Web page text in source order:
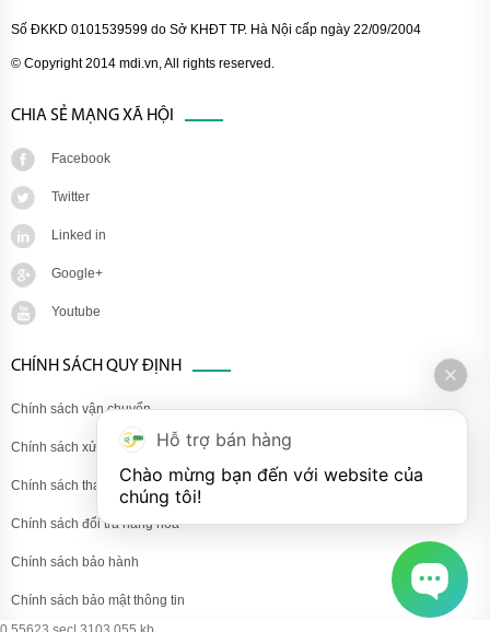
Số ĐKKD 0101539599 do Sở KHĐT TP. Hà Nội cấp ngày 22/09/2004
© Copyright 2014 mdi.vn, All rights reserved.
CHIA SẺ MẠNG XÃ HỘI
Facebook
Twitter
Linked in
Google+
Youtube
CHÍNH SÁCH QUY ĐỊNH
Chính sách vận chuyển
Chính sách xử lý khiếu nại
Chính sách thanh toán
Chính sách đổi trả hàng hóa
Chính sách bảo hành
Chính sách bảo mật thông tin
Hỗ trợ bán hàng
Chào mừng bạn đến với website của
chúng tôi!